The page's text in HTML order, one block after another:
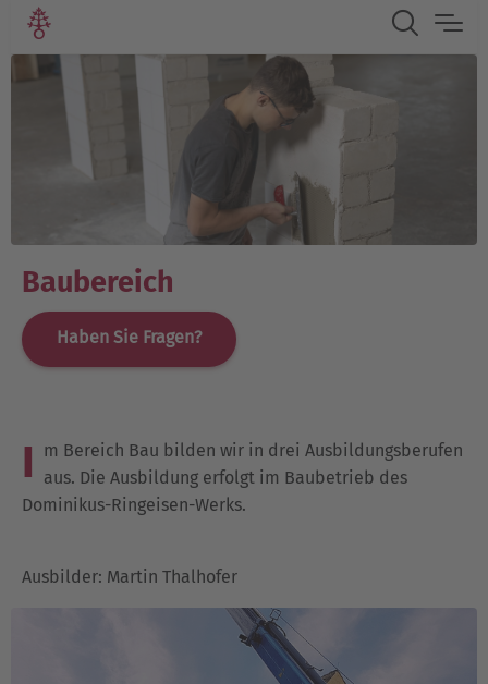
Baubereich
Haben Sie Fragen?
I
m Bereich Bau bilden wir in drei Ausbildungsberufen
aus. Die Ausbildung erfolgt im Baubetrieb des
Dominikus-Ringeisen-Werks.
Ausbilder: Martin Thalhofer